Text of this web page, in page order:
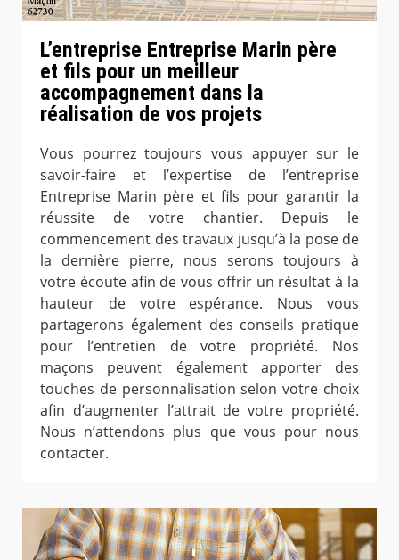
L’entreprise Entreprise Marin père
et fils pour un meilleur
accompagnement dans la
réalisation de vos projets
Vous pourrez toujours vous appuyer sur le
savoir-faire et l’expertise de l’entreprise
Entreprise Marin père et fils pour garantir la
réussite de votre chantier. Depuis le
commencement des travaux jusqu’à la pose de
la dernière pierre, nous serons toujours à
votre écoute afin de vous offrir un résultat à la
hauteur de votre espérance. Nous vous
partagerons également des conseils pratique
pour l’entretien de votre propriété. Nos
maçons peuvent également apporter des
touches de personnalisation selon votre choix
afin d’augmenter l’attrait de votre propriété.
Nous n’attendons plus que vous pour nous
contacter.